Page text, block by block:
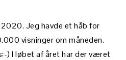
Jeg havde et håb for
visninger om måneden.
) I løbet af året har der været